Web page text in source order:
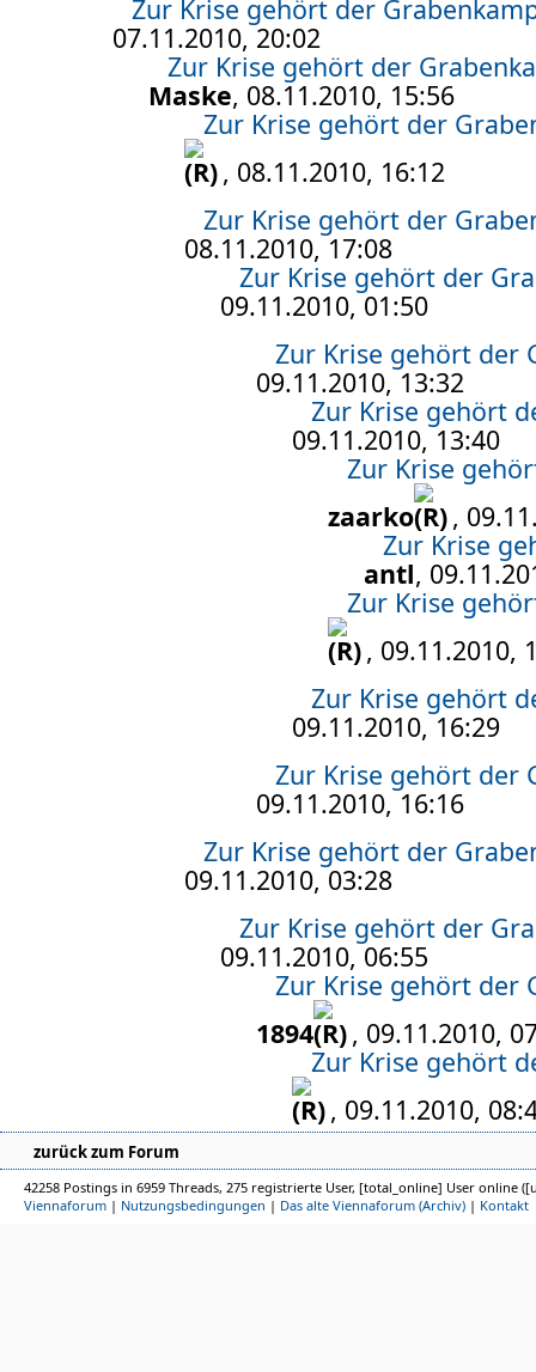
Zur Krise gehört der
07.11.2010, 20:02
Zur Krise gehört der
Maske, 08.11.2010, 15:56
Zur Krise gehört der
, 08.11.2010, 16:12
Zur Krise gehört der
08.11.2010, 17:08
Zur Krise gehört der
09.11.2010, 01:50
Zur Krise gehört der
09.11.2010, 13:32
Zur Krise gehört
09.11.2010, 13:40
Zur Krise
zaarko
,
Zur Krise
antl,
Zur Krise
, 09.11.2010,
Zur Krise gehört
09.11.2010, 16:29
Zur Krise gehört der
09.11.2010, 16:16
Zur Krise gehört der
09.11.2010, 03:28
Zur Krise gehört der
09.11.2010, 06:55
Zur Krise gehört der
1894
, 09.11.2010,
Zur Krise gehört
, 09.11.2010,
zurück zum Forum
42258 Postings in 6959 Threads, 275 registrierte User, [total_online] User online
Viennaforum | Nutzungsbedingungen | Das alte Viennaforum (Archiv) | Kontakt